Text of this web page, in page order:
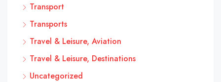
Transport
Transports
Travel & Leisure, Aviation
Travel & Leisure, Destinations
Uncategorized